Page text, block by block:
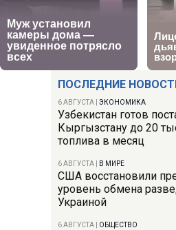
ПОСЛЕДНИЕ
6 АВГУСТА ЭКОНОМИКА
Узбекистан готов
Кыргызстану до 20
топлива в месяц
6 АВГУСТА В МИРЕ
США восстановили
уровень обмена
Украиной
6 АВГУСТА ОБЩЕСТВО